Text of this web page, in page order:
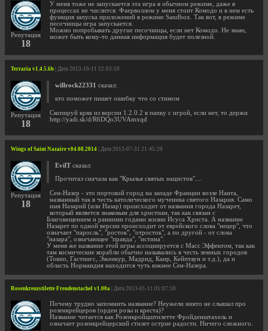
Репутация
18
У меня тоже не запускается эта игра в обычном режиме, даже в
процессах не числится. Фаерволлом у меня стоит Комодо и в нем есть
функция запуска приложений в режиме Sandbox. Так вот, в режиме
песочницы игра запускается.
Можно попробывать другие песочницы, если нет Комодо. Не знаю,
может быть кому-то данная информация будет полезной.
Terraria v1.4.5.6b | Дата 2013-10-11 22:03:59
Репутация
18
willrock22331 сказал:
кто поможет пишет ошибку что со стимом
Скопируй кряк из версии 1.2.0.2 в папку с игрой, если нет, то держи
http://yadi.sk/d/R6DQo3UVAmxqd
Wings of Saint Nazaire v04.08.2014 | Дата 2013-07-31 21:45:29
Репутация
18
EvilTсказал:
Прочитал сначала как "Крылья святых нацистов"....
Сен-Назер - это портовой город на западе Франции возле Нанта,
названный так в честь католического мученика святого Назария. Само
имя Назарий (или Назар) происходит от названия города Назарет,
который является знаковым для христиан, так как связан с
Благовещением и ранними годами жизни Исуса Христа. А название
Назарет по одной версии происходит от еврейского слова "нецер", что
означает "паросль", "росток", "отросток", а по другой - от слова
"назара", означающее "правда", "истина".
У меня же название этой игры ассоциируется с Масс Эффектом, так как
там космические корабли обычно назывались в честь земных городов
(Токио, Гастингс, Эженкур, Мадрид, Каир, Кейптаун и т.д.), да и
область Нормандия находится чуть южнее Сен-Назера.
Rosenkreuzstilette Freudenstachel v1.00a | Дата 2013-01-11 01:07:59
Почему трудно запомнить название? Неужели никто не слышал про
розенкрейцеров (орден розы и креста)?
Название читается как Розенкройцштилетте Фройденштахель и
означает розенкрейцерский стилет острие радости. Ничего сложного.